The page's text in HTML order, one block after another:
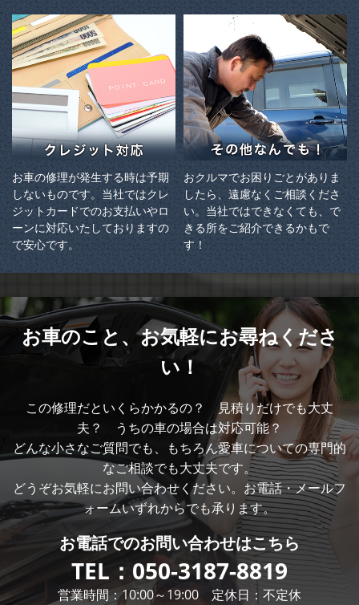
お車の修理が発生する時は予期
しないものです。当社ではクレ
ジットカードでのお支払いやロ
ーンに対応いたしておりますの
で安心です。
おクルマでお困りごとがありま
したら、遠慮なくご相談くださ
い。当社ではできなくても、で
きる所をご紹介できるかもで
す！
お車のこと、お気軽にお尋ねくださ
い！
この修理だといくらかかるの？ 見積りだけでも大丈
夫？ うちの車の場合は対応可能？
どんな小さなご質問でも、もちろん愛車についての専門的
なご相談でも大丈夫です。
どうぞお気軽にお問い合わせください。お電話・メールフ
ォームいずれからでも承ります。
お電話でのお問い合わせはこちら
TEL： 050-3187-8819
営業時間：10:00～19:00 定休日：不定休